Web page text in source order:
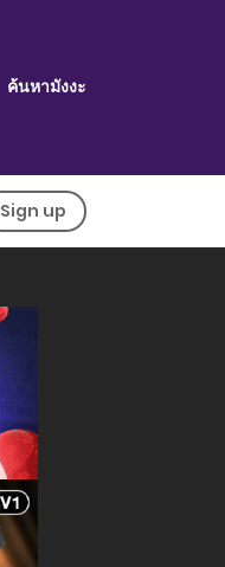
ค้นหามังงะ
Sign up